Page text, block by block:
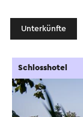
Unterkünfte
Schlosshotel